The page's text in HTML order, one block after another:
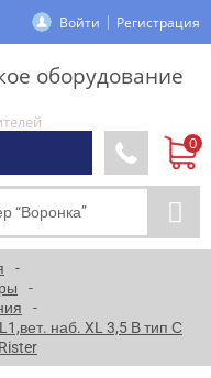
Войти Регистрация
оборудование
наб. XL 3,5 В тип С